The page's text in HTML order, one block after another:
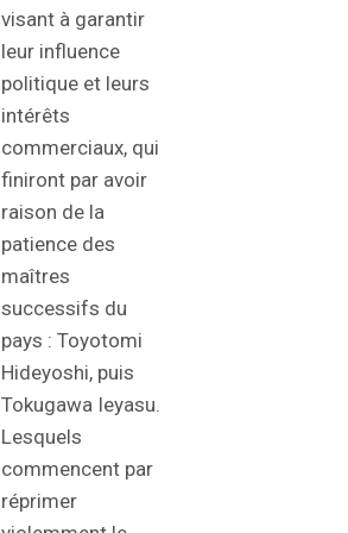
visant à garantir
leur influence
politique et leurs
intérêts
commerciaux, qui
finiront par avoir
raison de la
patience des
maîtres
successifs du
pays : Toyotomi
Hideyoshi, puis
Tokugawa Ieyasu.
Lesquels
commencent par
réprimer